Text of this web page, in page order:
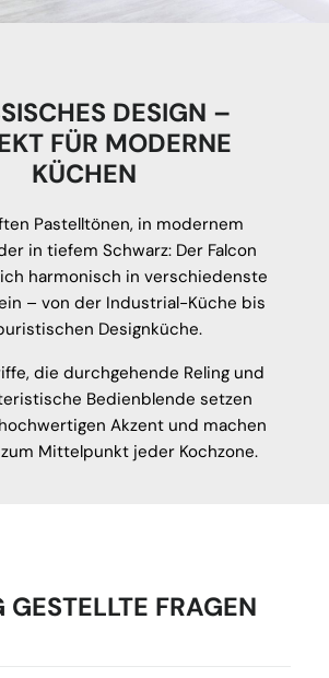
DESIGN –
FÜR MODERNE
KÜCHEN
Pastelltönen, in modernem
in tiefem Schwarz: Der Falcon
harmonisch in verschiedenste
– von der Industrial-Küche bis
Designküche.
die durchgehende Reling und
Bedienblende setzen
Akzent und machen
Mittelpunkt jeder Kochzone.
GESTELLTE FRAGEN